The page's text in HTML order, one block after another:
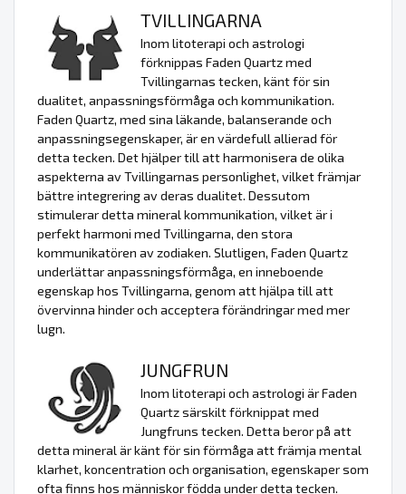
TVILLINGARNA
Inom litoterapi och astrologi
förknippas Faden Quartz med
Tvillingarnas tecken, känt för sin
dualitet, anpassningsförmåga och kommunikation.
Faden Quartz, med sina läkande, balanserande och
anpassningsegenskaper, är en värdefull allierad för
detta tecken. Det hjälper till att harmonisera de olika
aspekterna av Tvillingarnas personlighet, vilket främjar
bättre integrering av deras dualitet. Dessutom
stimulerar detta mineral kommunikation, vilket är i
perfekt harmoni med Tvillingarna, den stora
kommunikatören av zodiaken. Slutligen, Faden Quartz
underlättar anpassningsförmåga, en inneboende
egenskap hos Tvillingarna, genom att hjälpa till att
övervinna hinder och acceptera förändringar med mer
lugn.
JUNGFRUN
Inom litoterapi och astrologi är Faden
Quartz särskilt förknippat med
Jungfruns tecken. Detta beror på att
detta mineral är känt för sin förmåga att främja mental
klarhet, koncentration och organisation, egenskaper som
ofta finns hos människor födda under detta tecken.